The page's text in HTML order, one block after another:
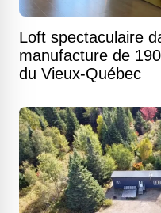
Loft spectaculaire
manufacture de
du Vieux-Québec